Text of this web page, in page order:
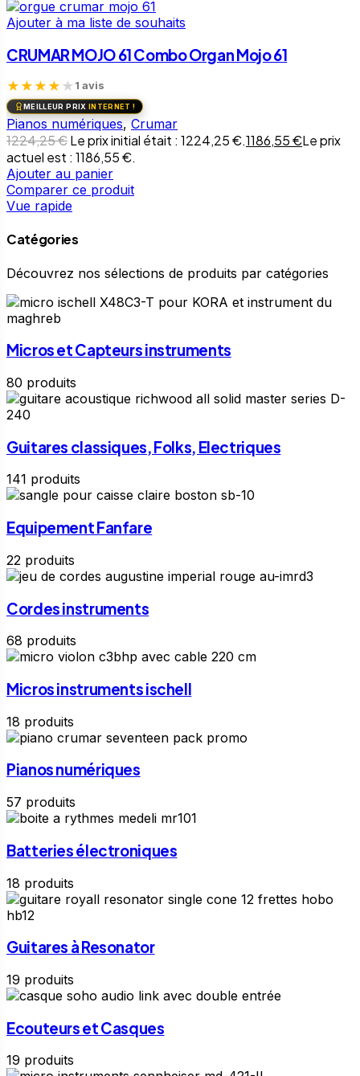
Ajouter à ma liste de souhaits
CRUMAR MOJO 61 Combo Organ Mojo 61
★ ★ ★ ★ ★ 1 avis
MEILLEUR PRIX INTERNET !
Pianos numériques, Crumar
1224,25€Le prix initial était : 1224,25 €.1186,55€Le prix
actuel est : 1186,55 €.
Ajouter au panier
Comparer ce produit
Vue rapide
Catégories
Découvrez nos sélections de produits par catégories
Micros et Capteurs instruments
80 produits
Guitares classiques, Folks, Electriques
141 produits
Equipement Fanfare
22 produits
Cordes instruments
68 produits
Micros instruments ischell
18 produits
Pianos numériques
57 produits
Batteries électroniques
18 produits
Guitares à Resonator
19 produits
Ecouteurs et Casques
19 produits